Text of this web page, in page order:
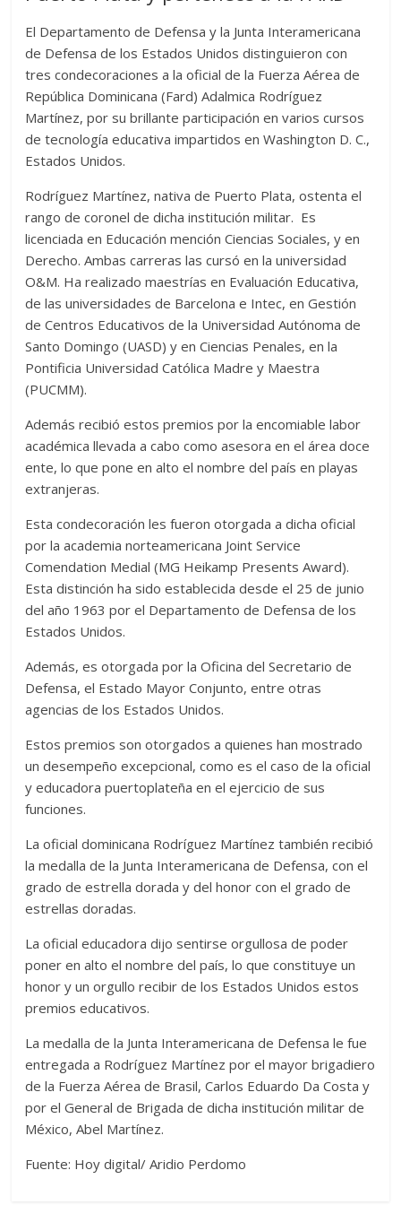
p
p
o
k
g
er
m e
p
ar
ti
r
El Departamento de Defensa y la Junta Interamericana
de Defensa de los Estados Unidos distinguieron con
tres condecoraciones a la oficial de la Fuerza Aérea de
República Dominicana (Fard) Adalmica Rodríguez
Martínez, por su brillante participación en varios cursos
de tecnología educativa impartidos en Washington D. C.,
Estados Unidos.
Rodríguez Martínez, nativa de Puerto Plata, ostenta el
rango de coronel de dicha institución militar. Es
licenciada en Educación mención Ciencias Sociales, y en
Derecho. Ambas carreras las cursó en la universidad
O&M. Ha realizado maestrías en Evaluación Educativa,
de las universidades de Barcelona e Intec, en Gestión
de Centros Educativos de la Universidad Autónoma de
Santo Domingo (UASD) y en Ciencias Penales, en la
Pontificia Universidad Católica Madre y Maestra
(PUCMM).
Además recibió estos premios por la encomiable labor
académica llevada a cabo como asesora en el área doce
ente, lo que pone en alto el nombre del país en playas
extranjeras.
Esta condecoración les fueron otorgada a dicha oficial
por la academia norteamericana Joint Service
Comendation Medial (MG Heikamp Presents Award).
Esta distinción ha sido establecida desde el 25 de junio
del año 1963 por el Departamento de Defensa de los
Estados Unidos.
Además, es otorgada por la Oficina del Secretario de
Defensa, el Estado Mayor Conjunto, entre otras
agencias de los Estados Unidos.
Estos premios son otorgados a quienes han mostrado
un desempeño excepcional, como es el caso de la oficial
y educadora puertoplateña en el ejercicio de sus
funciones.
La oficial dominicana Rodríguez Martínez también recibió
la medalla de la Junta Interamericana de Defensa, con el
grado de estrella dorada y del honor con el grado de
estrellas doradas.
La oficial educadora dijo sentirse orgullosa de poder
poner en alto el nombre del país, lo que constituye un
honor y un orgullo recibir de los Estados Unidos estos
premios educativos.
La medalla de la Junta Interamericana de Defensa le fue
entregada a Rodríguez Martínez por el mayor brigadiero
de la Fuerza Aérea de Brasil, Carlos Eduardo Da Costa y
por el General de Brigada de dicha institución militar de
México, Abel Martínez.
Fuente: Hoy digital/ Aridio Perdomo